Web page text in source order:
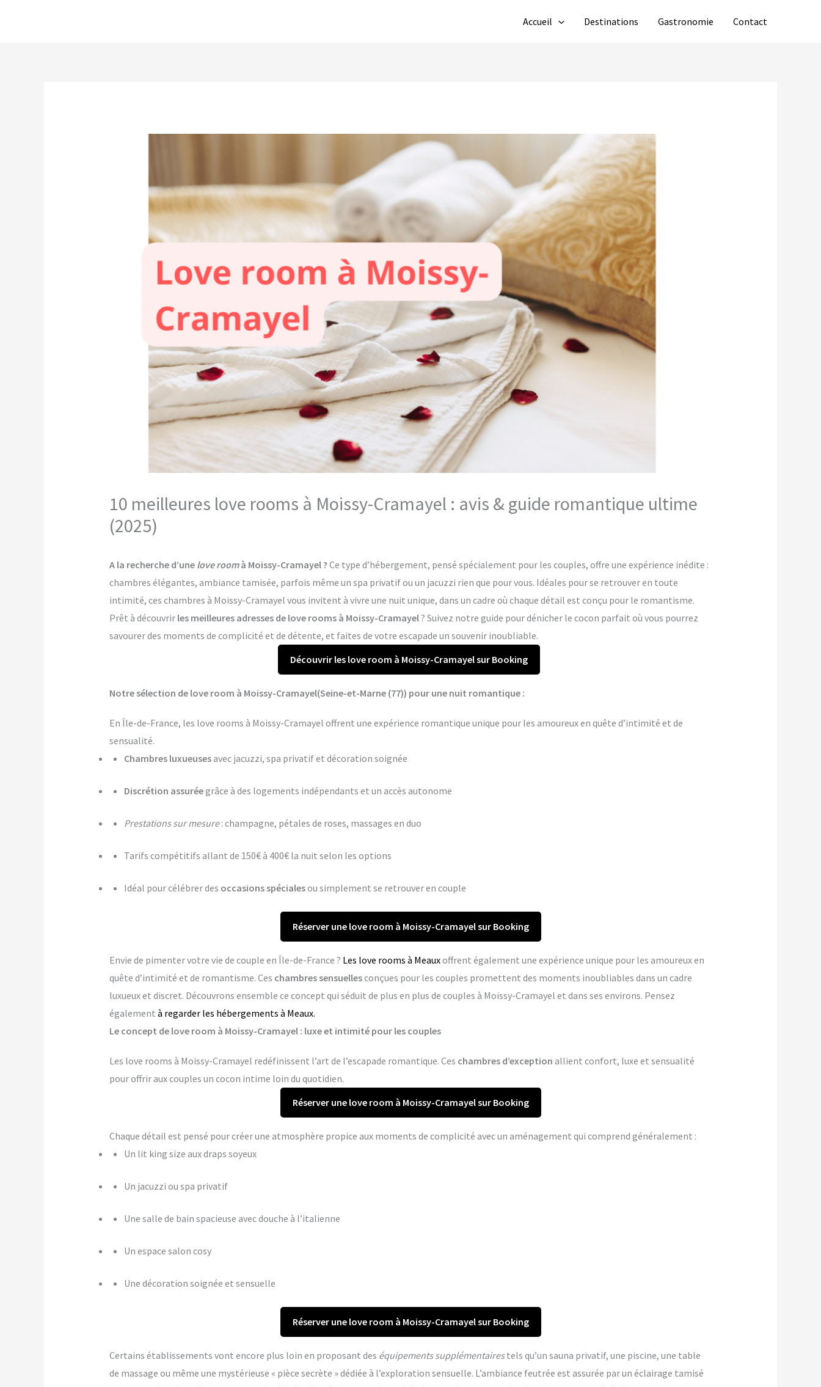
Accueil Destinations Gastronomie Contact
10 meilleures love rooms à Moissy-Cramayel : avis & guide romantique ultime
(2025)
A la recherche d’une love roomà Moissy-Cramayel ? Ce type d’hébergement, pensé spécialement pour les couples, offre une expérience inédite :
chambres élégantes, ambiance tamisée, parfois même un spa privatif ou un jacuzzi rien que pour vous. Idéales pour se retrouver en toute
intimité, ces chambres à Moissy-Cramayel vous invitent à vivre une nuit unique, dans un cadre où chaque détail est conçu pour le romantisme.
Prêt à découvrir les meilleures adresses de love rooms à Moissy-Cramayel? Suivez notre guide pour dénicher le cocon parfait où vous pourrez
savourer des moments de complicité et de détente, et faites de votre escapade un souvenir inoubliable.
Découvrir les love room à Moissy-Cramayel sur Booking
Notre sélection de love room à Moissy-Cramayel(Seine-et-Marne (77)) pour une nuit romantique :
En Île-de-France, les love rooms à Moissy-Cramayel offrent une expérience romantique unique pour les amoureux en quête d’intimité et de
sensualité.
Chambres luxueusesavec jacuzzi, spa privatif et décoration soignée
Discrétion assuréegrâce à des logements indépendants et un accès autonome
Prestations sur mesure: champagne, pétales de roses, massages en duo
Tarifs compétitifs allant de 150€ à 400€ la nuit selon les options
Idéal pour célébrer des occasions spécialesou simplement se retrouver en couple
Réserver une love room à Moissy-Cramayel sur Booking
Envie de pimenter votre vie de couple en Île-de-France ? Les love rooms à Meauxoffrent également une expérience unique pour les amoureux en
quête d’intimité et de romantisme. Ces chambres sensuellesconçues pour les couples promettent des moments inoubliables dans un cadre
luxueux et discret. Découvrons ensemble ce concept qui séduit de plus en plus de couples à Moissy-Cramayel et dans ses environs. Pensez
également à regarder les hébergements à Meaux.
Le concept de love room à Moissy-Cramayel : luxe et intimité pour les couples
Les love rooms à Moissy-Cramayel redéfinissent l’art de l’escapade romantique. Ces chambres d’exception allient confort, luxe et sensualité
pour offrir aux couples un cocon intime loin du quotidien.
Réserver une love room à Moissy-Cramayel sur Booking
Chaque détail est pensé pour créer une atmosphère propice aux moments de complicité avec un aménagement qui comprend généralement :
Un lit king size aux draps soyeux
Un jacuzzi ou spa privatif
Une salle de bain spacieuse avec douche à l’italienne
Un espace salon cosy
Une décoration soignée et sensuelle
Réserver une love room à Moissy-Cramayel sur Booking
Certains établissements vont encore plus loin en proposant des équipements supplémentairestels qu’un sauna privatif, une piscine, une table
de massage ou même une mystérieuse « pièce secrète » dédiée à l’exploration sensuelle. L’ambiance feutrée est assurée par un éclairage tamisé